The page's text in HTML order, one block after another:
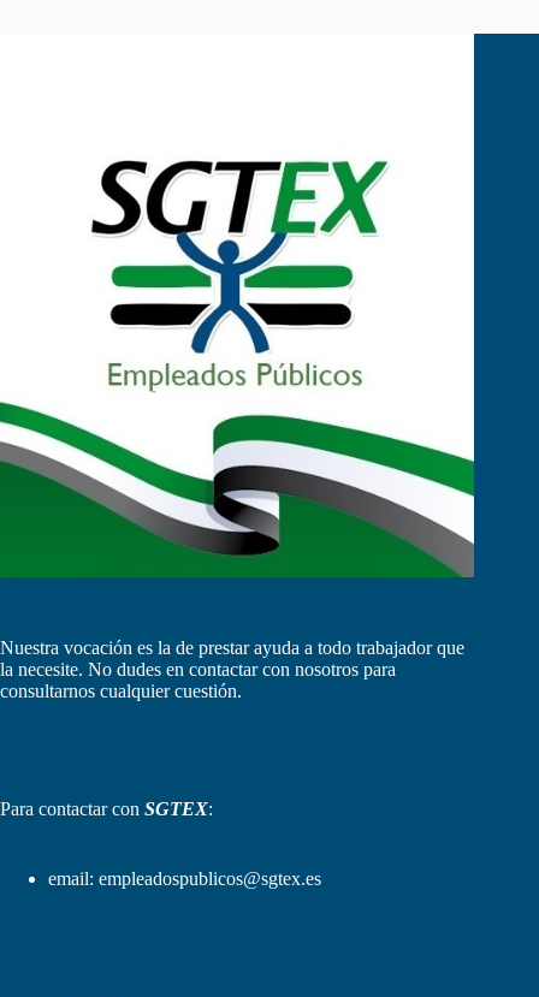
Nuestra vocación es la de prestar ayuda a todo trabajador que
la necesite. No dudes en contactar con nosotros para
consultarnos cualquier cuestión.
Para contactar con SGTEX:
email: empleadospublicos@sgtex.es